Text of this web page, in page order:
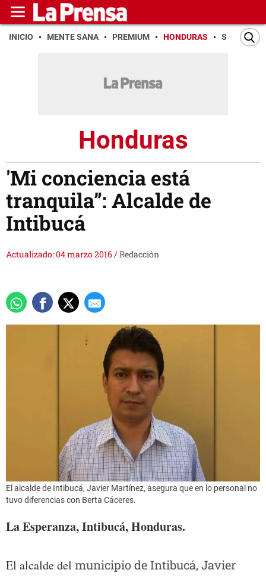
INICIO MENTE SANA PREMIUM HONDURAS SAN PEDRO
Honduras
'Mi conciencia está
tranquila”: Alcalde de
Intibucá
Actualizado: 04 marzo 2016/Redacción
El alcalde de Intibucá, Javier Martínez, asegura que en lo personal no
tuvo diferencias con Berta Cáceres.
La Esperanza, Intibucá, Honduras.
El alcalde del municipio de Intibucá, Javier